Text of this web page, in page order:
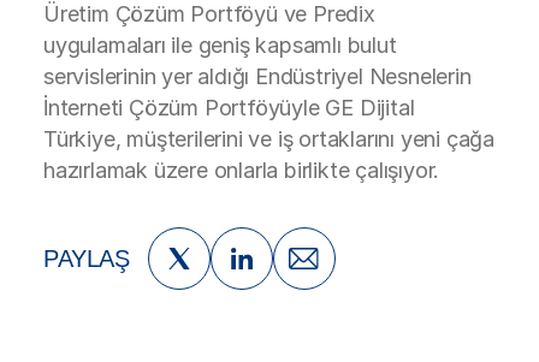
Üretim Çözüm Portföyü ve Predix
uygulamaları ile geniş kapsamlı bulut
servislerinin yer aldığı Endüstriyel Nesnelerin
İnterneti Çözüm Portföyüyle GE Dijital
Türkiye, müşterilerini ve iş ortaklarını yeni çağa
hazırlamak üzere onlarla birlikte çalışıyor.
PAYLAŞ